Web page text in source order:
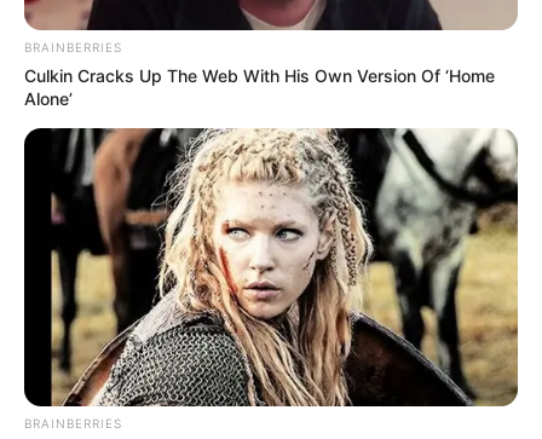
เคล็ดลับเสริมดวงตามวันเกิด คน
เกิดวันจันทร์
BRAINBERRIES
Culkin Cracks Up The Web With His Own Version Of ‘Home
Alone’
BRAINBERRIES